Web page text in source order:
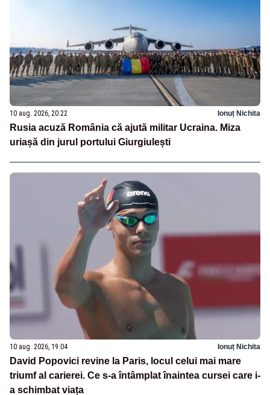
10 aug. 2026, 20:22 Ionuț Nichita
Rusia acuză România că ajută militar Ucraina. Miza
uriașă din jurul portului Giurgiulești
10 aug. 2026, 19:04 Ionuț Nichita
David Popovici revine la Paris, locul celui mai mare
triumf al carierei. Ce s-a întâmplat înaintea cursei care i-
a schimbat viața